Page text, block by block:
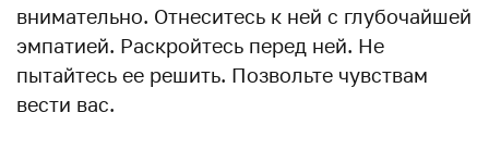
внимательно. Отнеситесь к ней с глубочайшей
эмпатией. Раскройтесь перед ней. Не
пытайтесь ее решить. Позвольте чувствам
вести вас.